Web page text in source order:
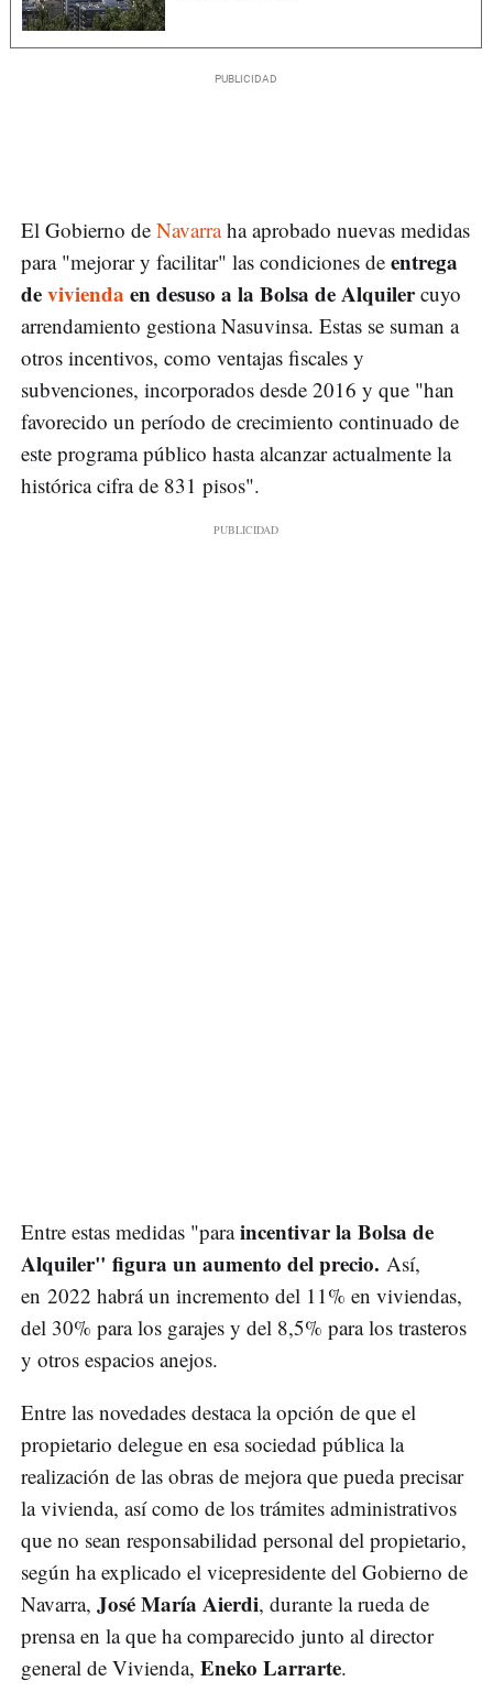
El Gobierno de Navarraha aprobado nuevas medidas
para "mejorar y facilitar" las condiciones de entrega
devivienda en desuso a la Bolsa de Alquilercuyo
arrendamiento gestiona Nasuvinsa. Estas se suman a
otros incentivos, como ventajas fiscales y
subvenciones, incorporados desde 2016 y que "han
favorecido un período de crecimiento continuado de
este programa público hasta alcanzar actualmente la
histórica cifra de 831 pisos".
Entre estas medidas "paraincentivar la Bolsa de
Alquiler" figura un aumento del precio. Así,
en 2022 habrá un incremento del 11% en viviendas,
del 30% para los garajes y del 8,5% para los trasteros
y otros espacios anejos.
Entre las novedades destaca la opción de que el
propietario delegue en esa sociedad pública la
realización de las obras de mejora que pueda precisar
la vivienda, así como de los trámites administrativos
que no sean responsabilidad personal del propietario,
según ha explicado el vicepresidente del Gobierno de
Navarra, José María Aierdi, durante la rueda de
prensa en la que ha comparecido junto al director
general de Vivienda, Eneko Larrarte.